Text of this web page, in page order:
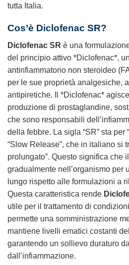
tutta Italia.
Cos’è Diclofenac SR?
Diclofenac SR è una
del principio attivo *Diclofenac*,
antinfiammatorio non steroideo
per le sue proprietà analgesiche,
antipiretiche. Il *Diclofenac*
produzione di prostaglandine,
che sono responsabili
della febbre. La sigla “SR” sta per
“Slow Release”, che in italiano si
prolungato”. Questo significa che
gradualmente nell’organismo per
lungo rispetto alle formulazioni a
Questa caratteristica rende
utile per il trattamento di
permette una somministrazione
mantiene livelli ematici costanti
garantendo un sollievo duraturo
dall’infiammazione.